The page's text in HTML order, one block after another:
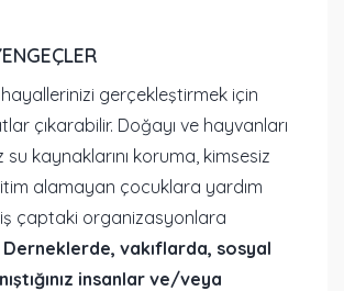
gerçekleştirmek için
çıkarabilir. Doğayı ve hayvanları
kaynaklarını koruma, kimsesiz
alamayan çocuklara yardım
çaptaki organizasyonlara
Derneklerde, vakıflarda, sosyal
insanlar ve/veya